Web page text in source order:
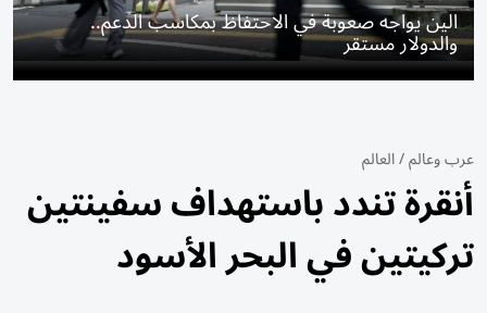
الين يواجه صعوبة في الاحتفاظ بمكاسب الدعم..
والدولار مستقر
عرب وعالم/العالم
أنقرة تندد باستهداف سفينتين
تركيتين في البحر الأسود